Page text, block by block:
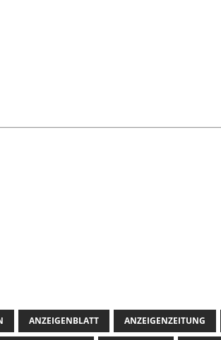
ANZEIGENBLATT ANZEIGENZEITUNG